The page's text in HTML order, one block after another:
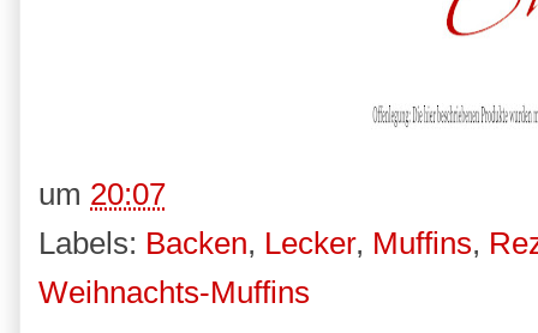
um 20:07
Labels: Backen, Lecker, Muffins,
Weihnachts-Muffins